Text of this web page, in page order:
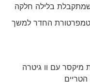
בלילה חלקה
החדר למשך
עם וו גיטרה